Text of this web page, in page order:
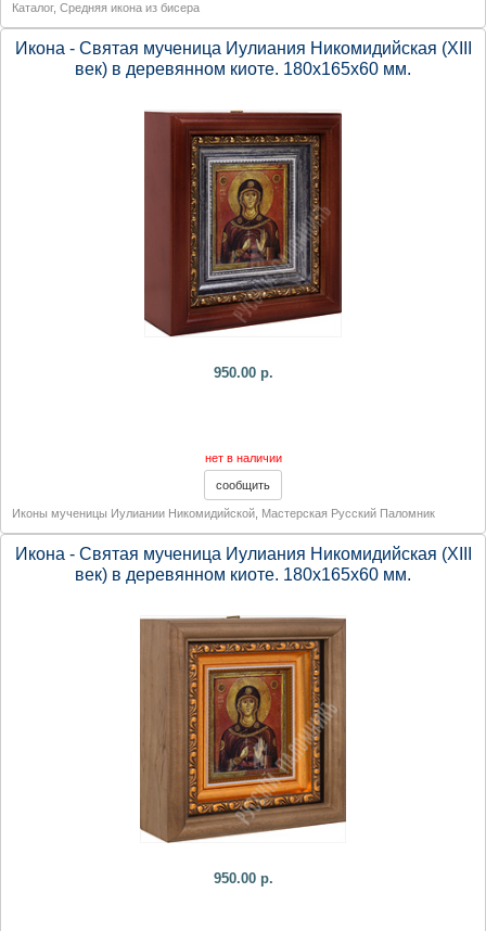
Каталог, Средняя икона из бисера
Икона - Святая мученица Иулиания Никомидийская (XIII
век) в деревянном киоте. 180х165х60 мм.
950.00 р.
нет в наличии
Иконы мученицы Иулиании Никомидийской Мастерская Русский Паломник
Икона - Святая мученица Иулиания Никомидийская (XIII
век) в деревянном киоте. 180х165х60 мм.
950.00 р.